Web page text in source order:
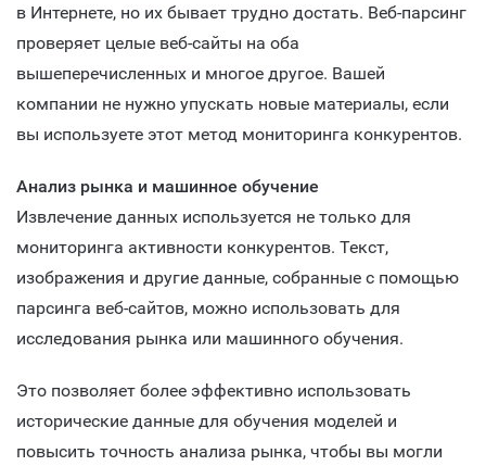
в Интернете, но их бывает трудно достать. Веб-парсинг
проверяет целые веб-сайты на оба
вышеперечисленных и многое другое. Вашей
компании не нужно упускать новые материалы, если
вы используете этот метод мониторинга конкурентов.
Анализ рынка и машинное обучение
Извлечение данных используется не только для
мониторинга активности конкурентов. Текст,
изображения и другие данные, собранные с помощью
парсинга веб-сайтов, можно использовать для
исследования рынка или машинного обучения.
Это позволяет более эффективно использовать
исторические данные для обучения моделей и
повысить точность анализа рынка, чтобы вы могли